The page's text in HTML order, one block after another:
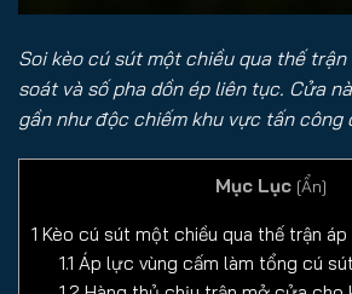
Soi kèo cú sút một chiều qua thế
soát và số pha dồn ép liên tục. Cửa
gần như độc chiếm khu vực tấn công
Mục Lục [Ẩn]
1 Kèo cú sút một chiều qua thế trận áp
1.1 Áp lực vùng cấm làm tổng cú